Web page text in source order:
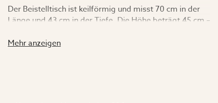
Der Beistelltisch ist keilförmig und misst 70 cm in der
Länge und 43 cm in der Tiefe. Die Höhe beträgt 45 cm –
Mehr anzeigen